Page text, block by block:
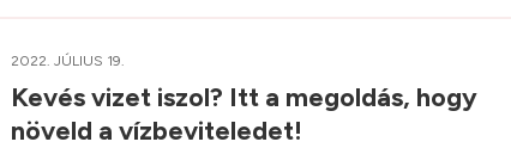
2022. JÚLIUS 19.
Kevés vizet iszol? Itt a megoldás, hogy
növeld a vízbeviteledet!